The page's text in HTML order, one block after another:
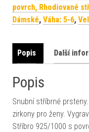
povrch, Rhodiované
Dámské, Váha: 5-6,
Popis Další
Popis
Snubní stříbrné
zirkony pro ženy.
Stříbro 925/1000 s